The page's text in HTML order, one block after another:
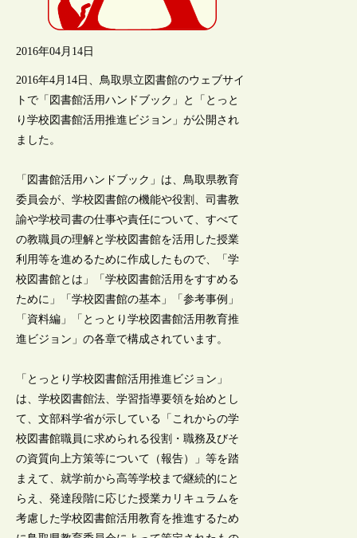
2016年04月14日
2016年4月14日、鳥取県立図書館のウェブサイ
トで「図書館活用ハンドブック」と「とっと
り学校図書館活用推進ビジョン」が公開され
ました。
「図書館活用ハンドブック」は、鳥取県教育
委員会が、学校図書館の機能や役割、司書教
諭や学校司書の仕事や責任について、すべて
の教職員の理解と学校図書館を活用した授業
利用等を進めるために作成したもので、「学
校図書館とは」「学校図書館活用をすすめる
ために」「学校図書館の基本」「参考事例」
「資料編」「とっとり学校図書館活用教育推
進ビジョン」の各章で構成されています。
「とっとり学校図書館活用推進ビジョン」
は、学校図書館法、学習指導要領を始めとし
て、文部科学省が示している「これからの学
校図書館職員に求められる役割・職務及びそ
の資質向上方策等について（報告）」等を踏
まえて、就学前から高等学校まで継続的にと
らえ、発達段階に応じた授業カリキュラムを
考慮した学校図書館活用教育を推進するため